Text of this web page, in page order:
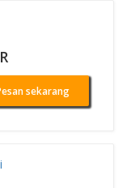
sekarang